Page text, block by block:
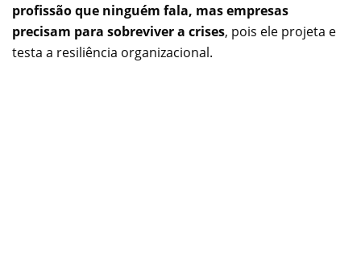
profissão que ninguém fala, mas empresas
precisam para sobreviver a crises, pois ele projeta e
testa a resiliência organizacional.